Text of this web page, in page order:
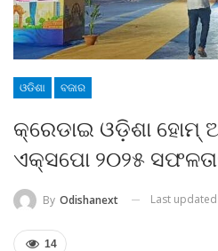
ଓଡିଶା ବଜାର
କ୍ରେଡାଇ ଓଡ଼ିଶା
ଏକ୍ସପୋ ୨୦୨୫
By Odishanext Last updated
14